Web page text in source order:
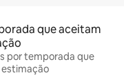
que aceitam
por temporada que